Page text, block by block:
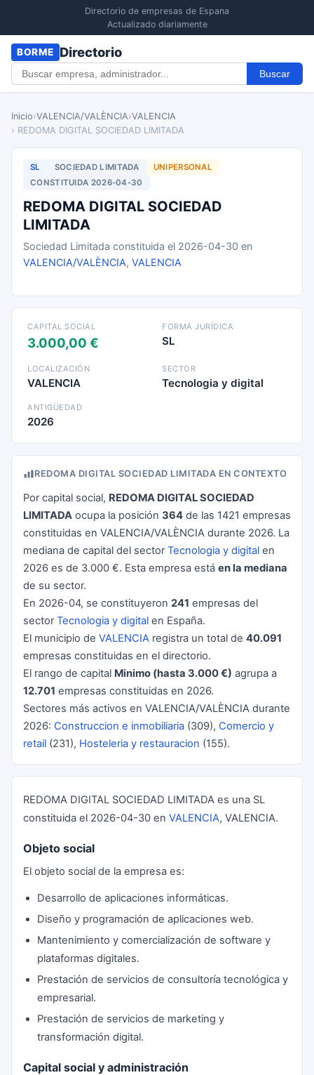
Directorio de empresas de Espana
Actualizado diariamente
BORME Directorio
Buscar
Inicio›VALENCIA/VALÈNCIA›VALENCIA
› REDOMA DIGITAL SOCIEDAD LIMITADA
SL SOCIEDAD LIMITADA
UNIPERSONAL
CONSTITUIDA 2026-04-30
REDOMA DIGITAL SOCIEDAD
LIMITADA
Sociedad Limitada constituida el 2026-04-30 en
VALENCIA/VALÈNCIA, VALENCIA
CAPITAL SOCIAL
3.000,00 €
FORMA JURÍDICA
SL
LOCALIZACIÓN
VALENCIA
SECTOR
Tecnologia y digital
ANTIGÜEDAD
2026
REDOMA DIGITAL SOCIEDAD LIMITADA EN CONTEXTO
Por capital social, REDOMA DIGITAL SOCIEDAD
LIMITADA ocupa la posición 364 de las 1421 empresas
constituidas en VALENCIA/VALÈNCIA durante 2026. La
mediana de capital del sectorTecnologia y digital en
2026 es de 3.000 €. Esta empresa está en la mediana
de su sector.
En 2026-04, se constituyeron 241 empresas del
sectorTecnologia y digital en España.
El municipio de VALENCIA registra un total de 40.091
empresas constituidas en el directorio.
El rango de capital Minimo (hasta 3.000 €) agrupa a
12.701 empresas constituidas en 2026.
Sectores más activos en VALENCIA/VALÈNCIA durante
2026: Construccion e inmobiliaria (309), Comercio y
retail (231), Hosteleria y restauracion (155).
REDOMA DIGITAL SOCIEDAD LIMITADA es una SL
constituida el 2026-04-30 en VALENCIA, VALENCIA.
Objeto social
El objeto social de la empresa es:
Desarrollo de aplicaciones informáticas.
Diseño y programación de aplicaciones web.
Mantenimiento y comercialización de software y
plataformas digitales.
Prestación de servicios de consultoría tecnológica y
empresarial.
Prestación de servicios de marketing y
transformación digital.
Capital social y administración